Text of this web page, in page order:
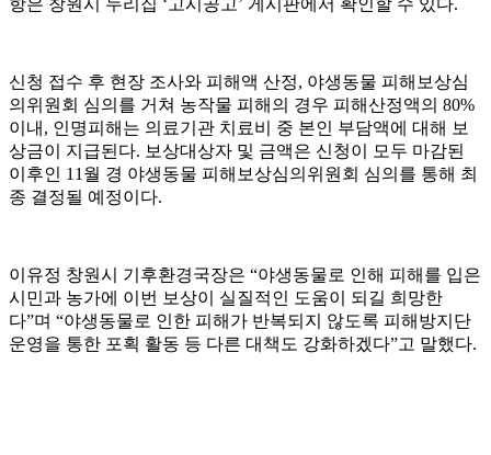
신청 접수 후 현장 조사와 피해액 산정, 야생동물 피해보상심
의위원회 심의를 거쳐 농작물 피해의 경우 피해산정액의 80%
이내, 인명피해는 의료기관 치료비 중 본인 부담액에 대해 보
상금이 지급된다. 보상대상자 및 금액은 신청이 모두 마감된
이후인 11월 경 야생동물 피해보상심의위원회 심의를 통해 최
종 결정될 예정이다.
이유정 창원시 기후환경국장은 “야생동물로 인해 피해를 입은
시민과 농가에 이번 보상이 실질적인 도움이 되길 희망한
다”며 “야생동물로 인한 피해가 반복되지 않도록 피해방지단
운영을 통한 포획 활동 등 다른 대책도 강화하겠다”고 말했다.